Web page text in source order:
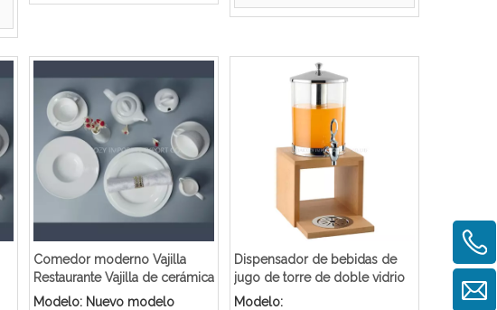
Comedor moderno Vajilla
Restaurante Vajilla de cerámica
china Vajilla
Modelo: Nuevo modelo
Dispensador de bebidas de
jugo de torre de doble vidrio
de cerveza popular
Modelo: